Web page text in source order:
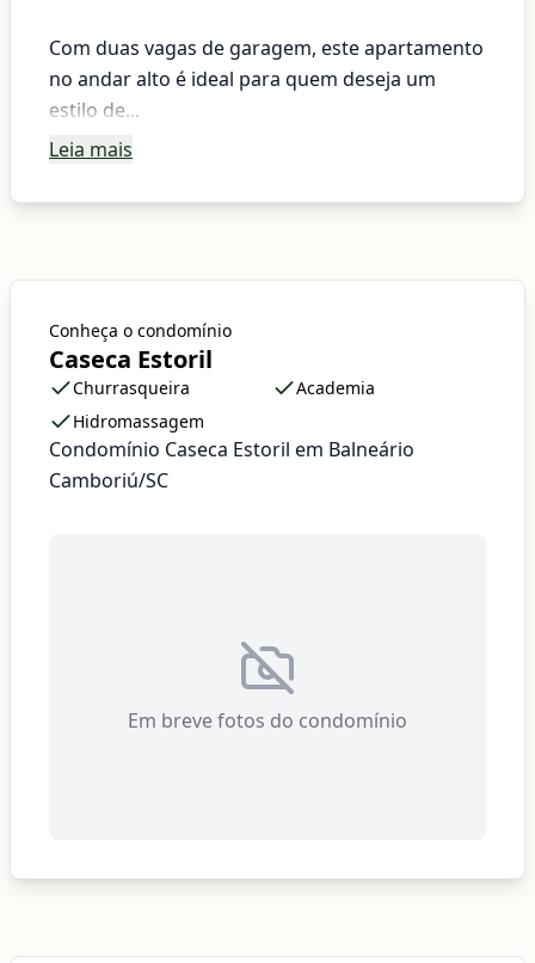
Com duas vagas de garagem, este apartamento
no andar alto é ideal para quem deseja um
estilo de...
Leia mais
Conheça o condomínio
Caseca Estoril
Churrasqueira
Academia
Hidromassagem
Condomínio Caseca Estoril em Balneário
Camboriú/SC
Em breve fotos do condomínio